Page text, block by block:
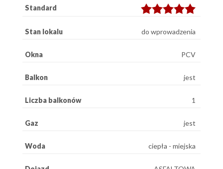
Standard
Stan lokalu do wprowadzenia
Okna PCV
Balkon jest
Liczba balkonów 1
Gaz jest
Woda ciepła - miejska